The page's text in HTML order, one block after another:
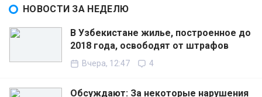
НОВОСТИ ЗА НЕДЕЛЮ
В Узбекистане жилье, построенное до
2018 года, освободят от штрафов
Вчера, 12:47 4
Обсуждают: За некоторые нарушения